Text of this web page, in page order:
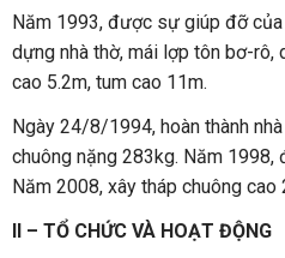
Năm 1993, được sự giúp đỡ của
dựng nhà thờ, mái lợp tôn bơ-rô,
cao 5.2m, tum cao 11m.
Ngày 24/8/1994, hoàn thành
chuông nặng 283kg. Năm 1998,
Năm 2008, xây tháp chuông cao
II – TỔ CHỨC VÀ HOẠT ĐỘNG